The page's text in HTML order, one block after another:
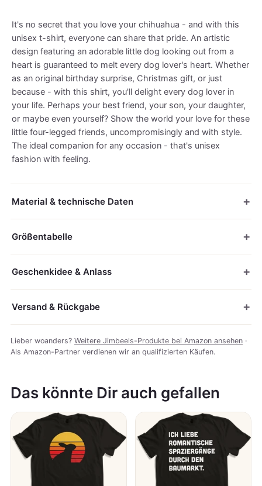
It's no secret that you love your chihuahua - and with this
unisex t-shirt, everyone can share that pride. An artistic
design featuring an adorable little dog looking out from a
heart is guaranteed to melt every dog lover's heart. Whether
as an original birthday surprise, Christmas gift, or just
because - with this shirt, you'll delight every dog lover in
your life. Perhaps your best friend, your son, your daughter,
or maybe even yourself? Show the world your love for these
little four-legged friends, uncompromisingly and with style.
The ideal companion for any occasion - that's unisex
fashion with feeling.
Material & technische Daten
Größentabelle
Geschenkidee & Anlass
Versand & Rückgabe
Lieber woanders? Weitere Jimbeels-Produkte bei Amazon ansehen ·
Als Amazon-Partner verdienen wir an qualifizierten Käufen.
Das könnte Dir auch gefallen